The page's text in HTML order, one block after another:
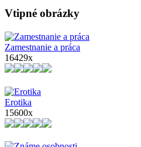
Vtipné obrázky
Zamestnanie a práca
16429x
Erotika
15600x